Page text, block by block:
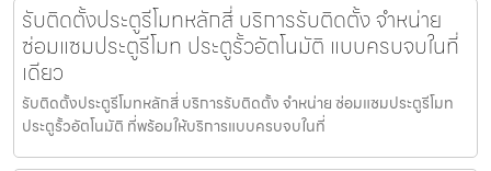
รับติดตั้งประตูรีโมทหลักสี่ บริการรับติดตั้ง จำหน่าย
ซ่อมแซมประตูรีโมท ประตูรั้วอัตโนมัติ แบบครบจบในที่
เดียว
รับติดตั้งประตูรีโมทหลักสี่ บริการรับติดตั้ง จำหน่าย ซ่อมแซมประตูรีโมท
ประตูรั้วอัตโนมัติ ที่พร้อมให้บริการแบบครบจบในที่